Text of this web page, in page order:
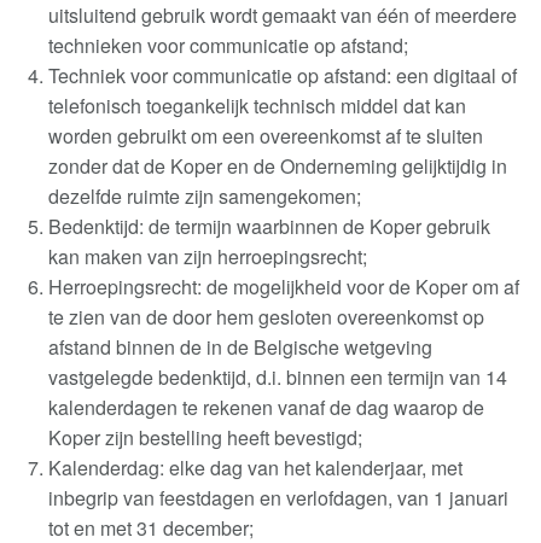
uitsluitend gebruik wordt gemaakt van één of meerdere
technieken voor communicatie op afstand;
Techniek voor communicatie op afstand: een digitaal of
telefonisch toegankelijk technisch middel dat kan
worden gebruikt om een overeenkomst af te sluiten
zonder dat de Koper en de Onderneming gelijktijdig in
dezelfde ruimte zijn samengekomen;
Bedenktijd: de termijn waarbinnen de Koper gebruik
kan maken van zijn herroepingsrecht;
Herroepingsrecht: de mogelijkheid voor de Koper om af
te zien van de door hem gesloten overeenkomst op
afstand binnen de in de Belgische wetgeving
vastgelegde bedenktijd, d.i. binnen een termijn van 14
kalenderdagen te rekenen vanaf de dag waarop de
Koper zijn bestelling heeft bevestigd;
Kalenderdag: elke dag van het kalenderjaar, met
inbegrip van feestdagen en verlofdagen, van 1 januari
tot en met 31 december;